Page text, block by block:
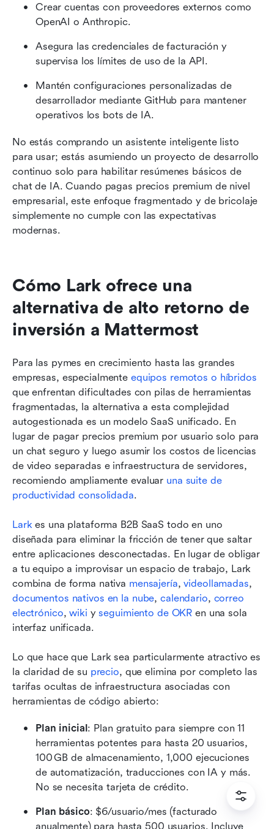
Crear cuentas con proveedores externos como
OpenAI o Anthropic.
Asegura las credenciales de facturación y
supervisa los límites de uso de la API.
Mantén configuraciones personalizadas de
desarrollador mediante GitHub para mantener
operativos los bots de IA.
No estás comprando un asistente inteligente listo
para usar; estás asumiendo un proyecto de desarrollo
continuo solo para habilitar resúmenes básicos de
chat de IA. Cuando pagas precios premium de nivel
empresarial, este enfoque fragmentado y de bricolaje
simplemente no cumple con las expectativas
modernas.
Cómo Lark ofrece una
alternativa de alto retorno de
inversión a Mattermost
Para las pymes en crecimiento hasta las grandes
empresas, especialmente equipos remotos o híbridos
que enfrentan dificultades con pilas de herramientas
fragmentadas, la alternativa a esta complejidad
autogestionada es un modelo SaaS unificado. En
lugar de pagar precios premium por usuario solo para
un chat seguro y luego asumir los costos de licencias
de video separadas e infraestructura de servidores,
recomiendo ampliamente evaluar una suite de
productividad consolidada.
Lark es una plataforma B2B SaaS todo en uno
diseñada para eliminar la fricción de tener que saltar
entre aplicaciones desconectadas. En lugar de obligar
a tu equipo a improvisar un espacio de trabajo, Lark
combina de forma nativa mensajería, videollamadas
documentos nativos en la nube, calendario, correo
electrónico, wiki y seguimiento de OKR en una sola
interfaz unificada.
Lo que hace que Lark sea particularmente atractivo es
la claridad de su precio, que elimina por completo las
tarifas ocultas de infraestructura asociadas con
herramientas de código abierto:
Plan inicial: Plan gratuito para siempre con 11
herramientas potentes para hasta 20 usuarios,
100 GB de almacenamiento, 1,000 ejecuciones
de automatización, traducciones con IA y más.
No se necesita tarjeta de crédito.
Plan básico: $6/usuario/mes (facturado
anualmente) para hasta 500 usuarios. Incluye